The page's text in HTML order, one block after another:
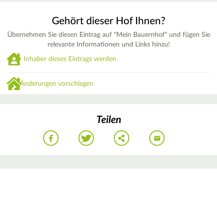
Gehört dieser Hof Ihnen?
Übernehmen Sie diesen Eintrag auf "Mein Bauernhof" und fügen Sie
relevante Informationen und Links hinzu!
Inhaber dieses Eintrags werden
Änderungen vorschlagen
Teilen